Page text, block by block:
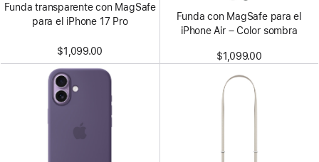
Funda transparente con MagSafe
para el iPhone 17 Pro
$1,099.00
Funda con MagSafe para el
iPhone Air – Color sombra
$1,099.00